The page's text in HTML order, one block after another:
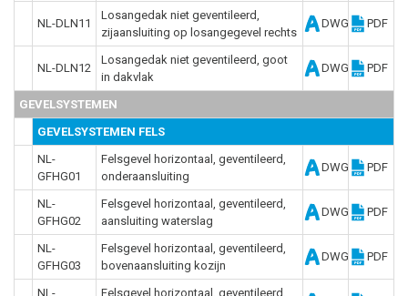
NL-DLN11
Losangedak niet geventileerd,
zijaansluiting op losangegevel rechts
DWG PDF
NL-DLN12
Losangedak niet geventileerd, goot
in dakvlak
DWG PDF
GEVELSYSTEMEN
GEVELSYSTEMEN FELS
NL-
GFHG01
Felsgevel horizontaal, geventileerd,
onderaansluiting
DWG PDF
NL-
GFHG02
Felsgevel horizontaal, geventileerd,
aansluiting waterslag
DWG PDF
NL-
GFHG03
Felsgevel horizontaal, geventileerd,
bovenaansluiting kozijn
DWG PDF
NL-
Felsgevel horizontaal, geventileerd,